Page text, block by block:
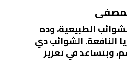
الطبيعية، وده
النافعة. الشوائب دي
وبتساعد في تعزيز